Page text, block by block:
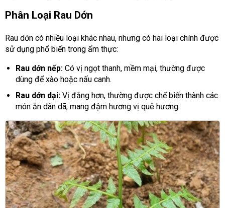
Phân Loại Rau Dớn
Rau dớn có nhiều loại khác nhau, nhưng có hai loại chính được
sử dụng phổ biến trong ẩm thực:
Rau dớn nếp:Có vị ngọt thanh, mềm mại, thường được
dùng để xào hoặc nấu canh.
Rau dớn dại:Vị đắng hơn, thường được chế biến thành các
món ăn dân dã, mang đậm hương vị quê hương.